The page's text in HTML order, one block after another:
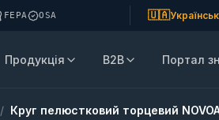
FEPA OSA 🇺🇦
Продукція B2B Портал
/ Круг пелюстковий торцевий